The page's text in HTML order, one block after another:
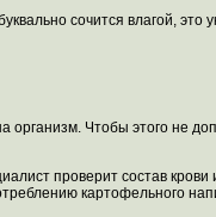
сочится влагой,
Чтобы этого не
проверит состав крови
картофельного